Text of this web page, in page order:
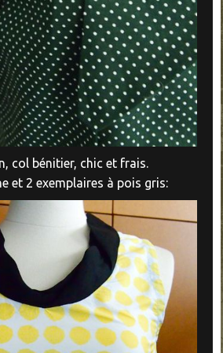
col bénitier, chic et frais.
et 2 exemplaires à pois gris: